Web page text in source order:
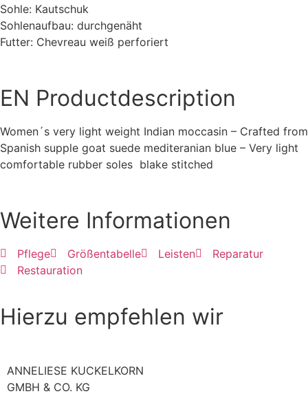
Sohle: Kautschuk
Sohlenaufbau: durchgenäht
Futter: Chevreau weiß perforiert
EN Productdescription
Women´s very light weight Indian moccasin – Crafted from
Spanish supple goat suede mediteranian blue – Very light
comfortable rubber soles blake stitched
Weitere Informationen
Pflege Größentabelle Leisten
Reparatur
Restauration
Hierzu empfehlen wir
ANNELIESE KUCKELKORN
GMBH & CO. KG